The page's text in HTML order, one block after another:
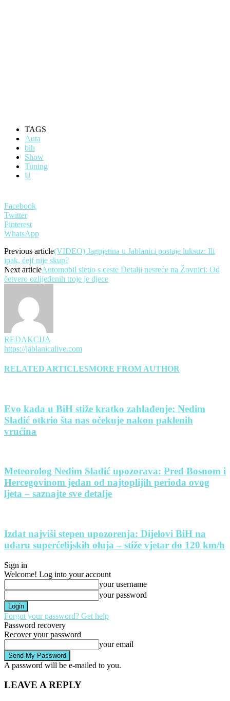
TAGS
Auta
bih
Show
Tuning
U
Facebook
Twitter
Pinterest
WhatsApp
Previous article(VIDEO) Jagnjetina u Jablanici postaje luksuz: Ili
ipak, ćejf nije skup?
Next articleAutomobil sletio s ceste Detalji nesreće na Žovnici: Od
četvero ozlijeđenih troje je djece
REDAKCIJA
https://jablanicalive.com
RELATED ARTICLESMORE FROM AUTHOR
Evo kada u BiH stiže kratko zahlađenje: Nedim
Sladić otkrio šta nas očekuje nakon paklenih
vrućina
Meteorolog Nedim Sladić upozorava: Pred Bosnom i
Hercegovinom jedan od najtoplijih perioda ovog
ljeta – saznajte sve detalje
Izdat najviši stepen upozorenja: Dijelovi BiH na
udaru superćelijskih oluja – stiže vjetar do 120 km/h
Sign in
Welcome! Log into your account
your username
your password
Forgot your password? Get help
Password recovery
Recover your password
your email
A password will be e-mailed to you.
LEAVE A REPLY